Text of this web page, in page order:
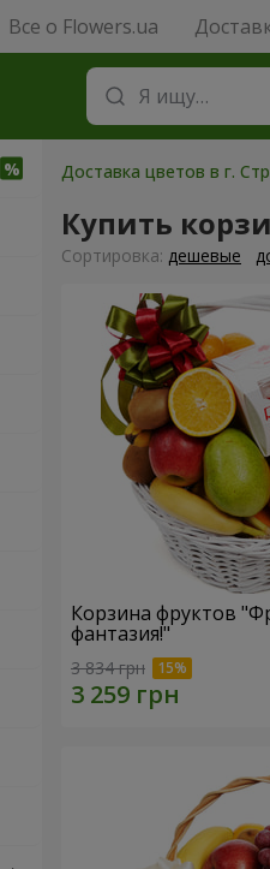
Все о Flowers.ua
Доставка цветов в г.
Купить
Cортировка: дешевые
Корзина фруктов
фантазия!"
3 834 грн